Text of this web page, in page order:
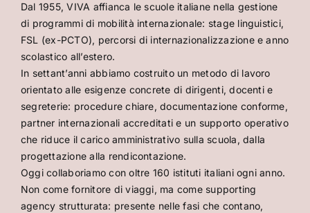
Dal 1955, VIVA affianca le scuole italiane nella gestione
di programmi di mobilità internazionale: stage linguistici,
FSL (ex-PCTO), percorsi di internazionalizzazione e anno
scolastico all’estero.
In settant’anni abbiamo costruito un metodo di lavoro
orientato alle esigenze concrete di dirigenti, docenti e
segreterie: procedure chiare, documentazione conforme,
partner internazionali accreditati e un supporto operativo
che riduce il carico amministrativo sulla scuola, dalla
progettazione alla rendicontazione.
Oggi collaboriamo con oltre 160 istituti italiani ogni anno.
Non come fornitore di viaggi, ma come supporting
agency strutturata: presente nelle fasi che contano,